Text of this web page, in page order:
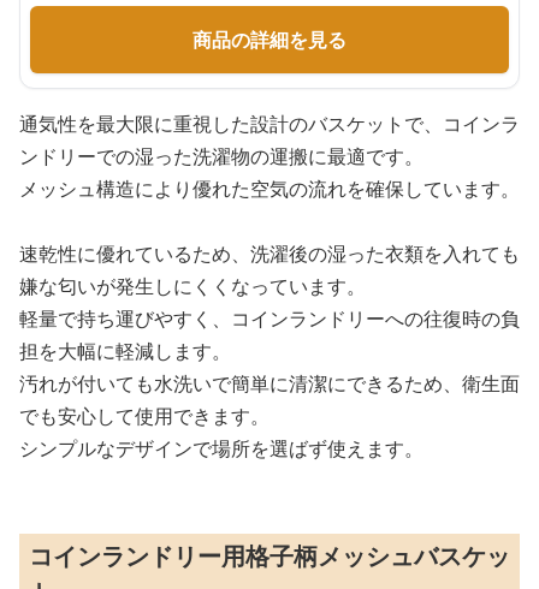
商品の詳細を見る
通気性を最大限に重視した設計のバスケットで、コインラ
ンドリーでの湿った洗濯物の運搬に最適です。
メッシュ構造により優れた空気の流れを確保しています。
速乾性に優れているため、洗濯後の湿った衣類を入れても
嫌な匂いが発生しにくくなっています。
軽量で持ち運びやすく、コインランドリーへの往復時の負
担を大幅に軽減します。
汚れが付いても水洗いで簡単に清潔にできるため、衛生面
でも安心して使用できます。
シンプルなデザインで場所を選ばず使えます。
コインランドリー用格子柄メッシュバスケッ